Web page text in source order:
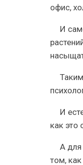
офис,
И
И
как это
А для
том,